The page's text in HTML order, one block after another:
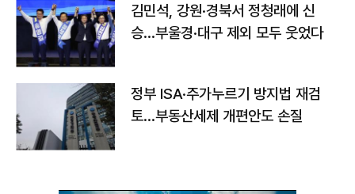
김민석, 강원·경북서 정청래에 신
승…부울경·대구 제외 모두 웃었다
정부 ISA·주가누르기 방지법 재검
토…부동산세제 개편안도 손질